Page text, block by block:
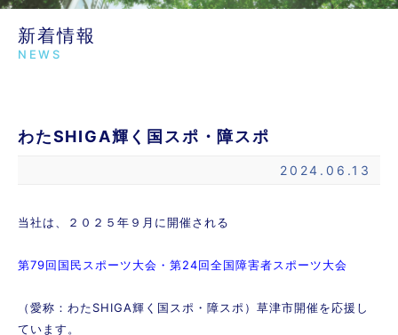
新着情報
NEWS
わたSHIGA輝く国スポ・障スポ
2024.06.13
当社は、２０２５年９月に開催される
第79回国民スポーツ大会・第24回全国障害者スポーツ大会
（愛称：わたSHIGA輝く国スポ・障スポ）草津市開催を応援し
ています。